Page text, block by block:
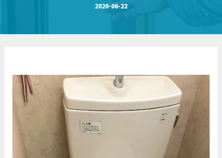
2020-06-22